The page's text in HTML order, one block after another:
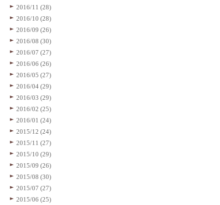
2016/11 (28)
2016/10 (28)
2016/09 (26)
2016/08 (30)
2016/07 (27)
2016/06 (26)
2016/05 (27)
2016/04 (29)
2016/03 (29)
2016/02 (25)
2016/01 (24)
2015/12 (24)
2015/11 (27)
2015/10 (29)
2015/09 (26)
2015/08 (30)
2015/07 (27)
2015/06 (25)